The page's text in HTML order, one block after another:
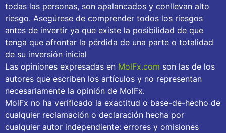
todas las personas, son apalancados y conllevan alto
riesgo. Asegúrese de comprender todos los riesgos
antes de invertir ya que existe la posibilidad de que
tenga que afrontar la pérdida de una parte o totalidad
de su inversión inicial
Las opiniones expresadas en MolFx.com son las de los
autores que escriben los artículos y no representan
necesariamente la opinión de MolFx.
MolFx no ha verificado la exactitud o base-de-hecho de
cualquier reclamación o declaración hecha por
cualquier autor independiente: errores y omisiones